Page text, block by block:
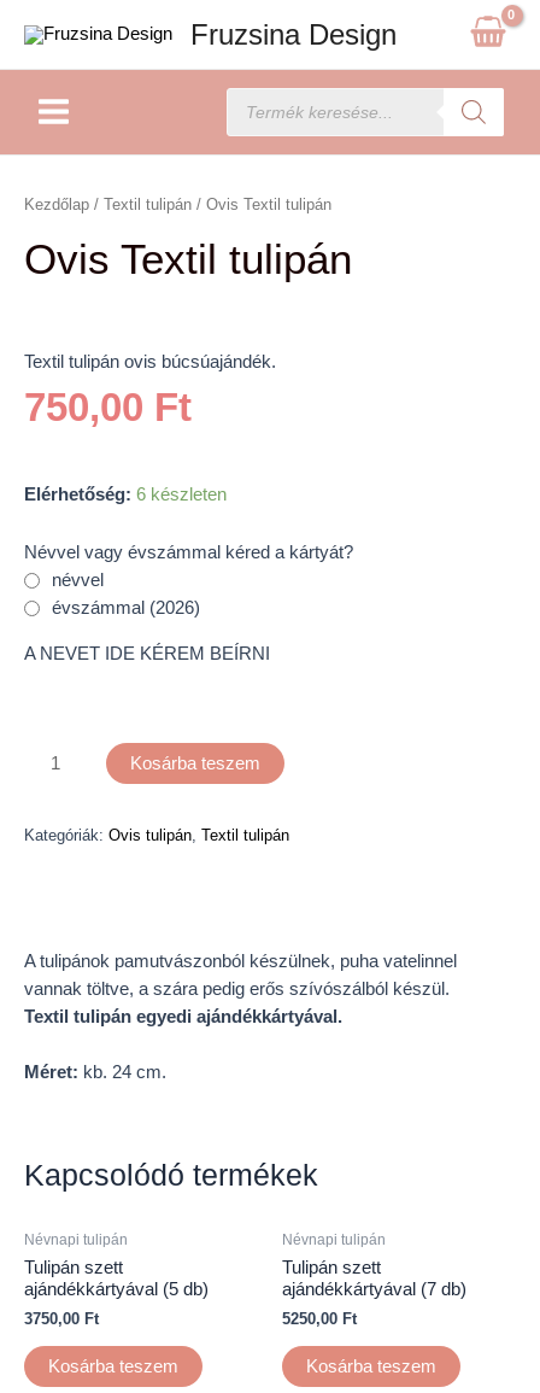
content
Fruzsina Design
Products
search
Kezdőlap / Textil tulipán / Ovis Textil tulipán
Ovis Textil tulipán
Textil tulipán ovis búcsúajándék.
750,00 Ft
Elérhetőség: 6 készleten
Névvel vagy évszámmal kéred a kártyát?
névvel
évszámmal (2026)
A NEVET IDE KÉREM BEÍRNI
Textil
mennyiség
Kosárba teszem
Kategóriák: Ovis tulipán, Textil tulipán
A tulipánok pamutvászonból készülnek, puha vatelinnel
vannak töltve, a szára pedig erős szívószálból készül.
Textil tulipán egyedi ajándékkártyával.
Méret: kb. 24 cm.
Kapcsolódó termékek
Névnapi tulipán
Tulipán szett
ajándékkártyával (5 db)
3750,00 Ft
Kosárba teszem
Névnapi tulipán
Tulipán szett
ajándékkártyával (7 db)
5250,00 Ft
Kosárba teszem